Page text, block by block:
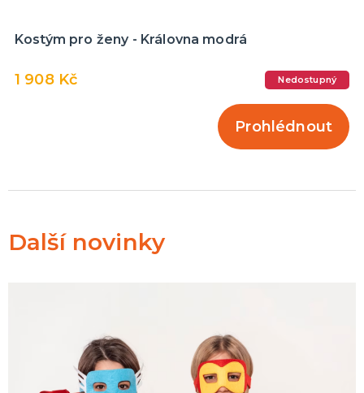
Kostým pro ženy - Královna modrá
1 908 Kč Nedostupný
Prohlédnout
Další novinky